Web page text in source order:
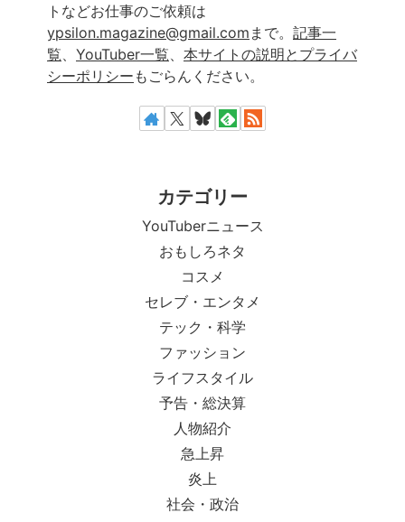
トなどお仕事のご依頼は
ypsilon.magazine@gmail.com まで。 記事一
覧、 YouTuber一覧、 本サイトの説明とプライバ
シーポリシー もごらんください。
カテゴリー
YouTuberニュース
おもしろネタ
コスメ
セレブ・エンタメ
テック・科学
ファッション
ライフスタイル
予告・総決算
人物紹介
急上昇
炎上
社会・政治